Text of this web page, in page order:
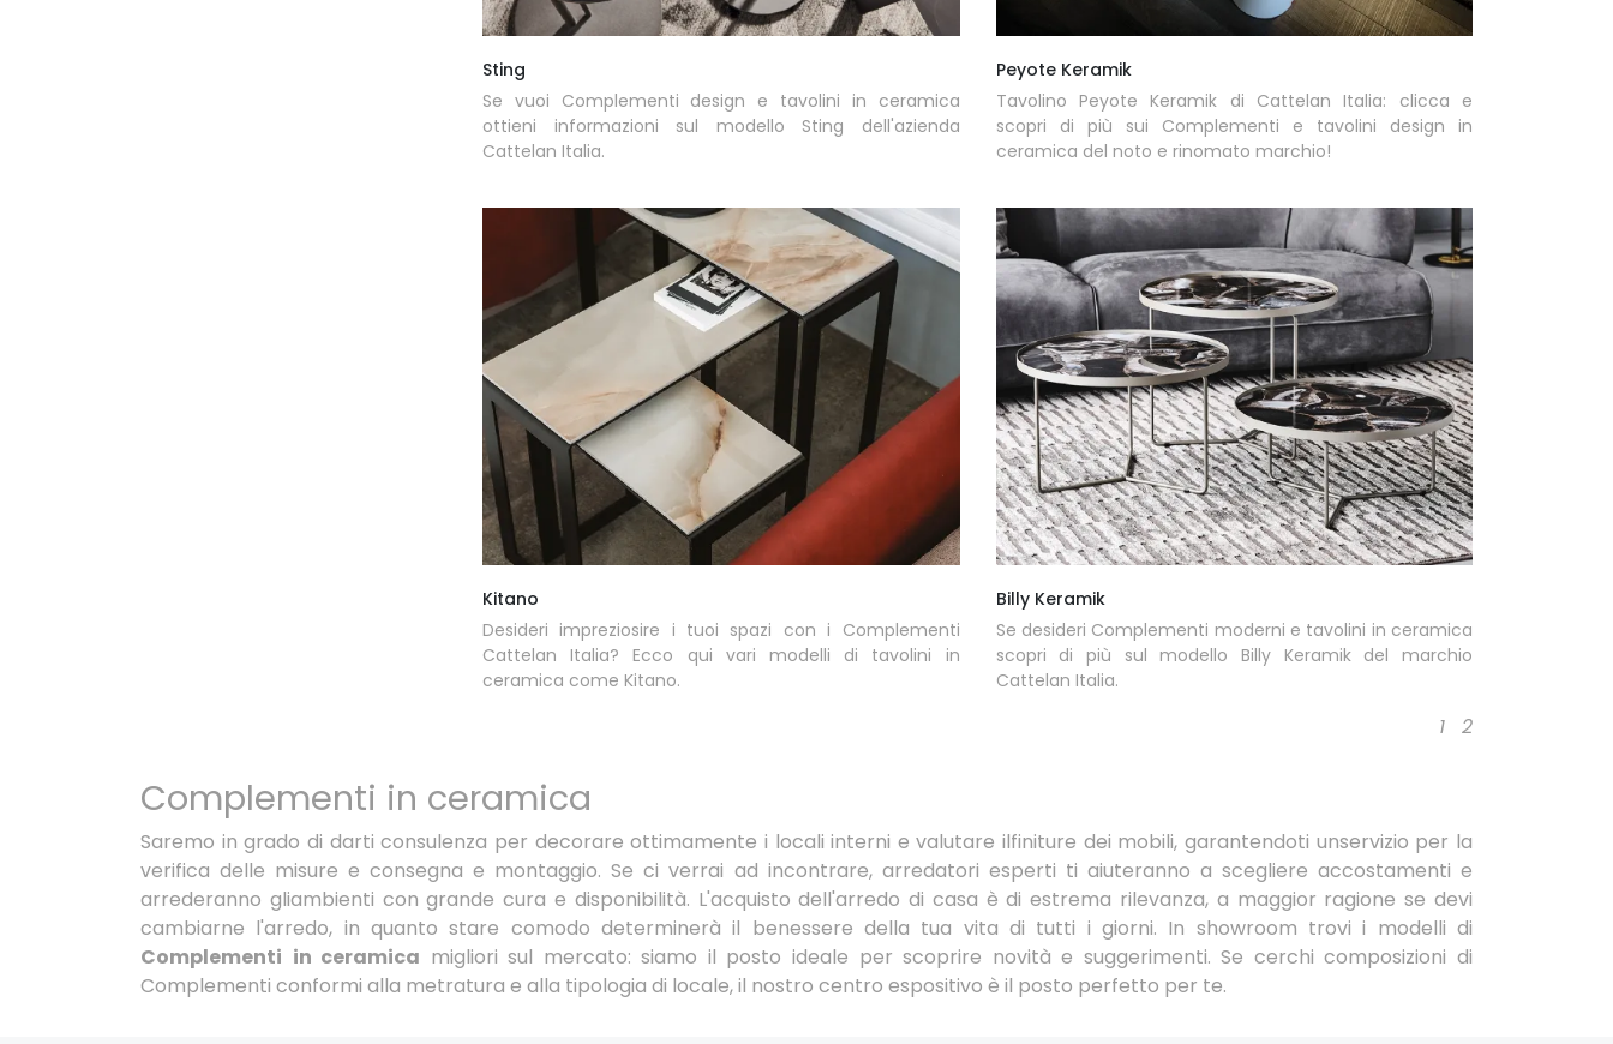
Sting
Se vuoi Complementi design e tavolini in ceramica
ottieni informazioni sul modello Sting dell'azienda
Cattelan Italia.
Peyote Keramik
Tavolino Peyote Keramik di Cattelan Italia: clicca e
scopri di più sui Complementi e tavolini design in
ceramica del noto e rinomato marchio!
Kitano
Desideri impreziosire i tuoi spazi con i Complementi
Cattelan Italia? Ecco qui vari modelli di tavolini in
ceramica come Kitano.
Billy Keramik
Se desideri Complementi moderni e tavolini in ceramica
scopri di più sul modello Billy Keramik del marchio
Cattelan Italia.
1 2
Complementi in ceramica
Saremo in grado di darti consulenza per decorare ottimamente i locali interni e valutare ilfiniture dei mobili, garantendoti unservizio per la
verifica delle misure e consegna e montaggio. Se ci verrai ad incontrare, arredatori esperti ti aiuteranno a scegliere accostamenti e
arrederanno gliambienti con grande cura e disponibilità. L'acquisto dell'arredo di casa è di estrema rilevanza, a maggior ragione se devi
cambiarne l'arredo, in quanto stare comodo determinerà il benessere della tua vita di tutti i giorni. In showroom trovi i modelli di
Complementi in ceramica migliori sul mercato: siamo il posto ideale per scoprire novità e suggerimenti. Se cerchi composizioni di
Complementi conformi alla metratura e alla tipologia di locale, il nostro centro espositivo è il posto perfetto per te.